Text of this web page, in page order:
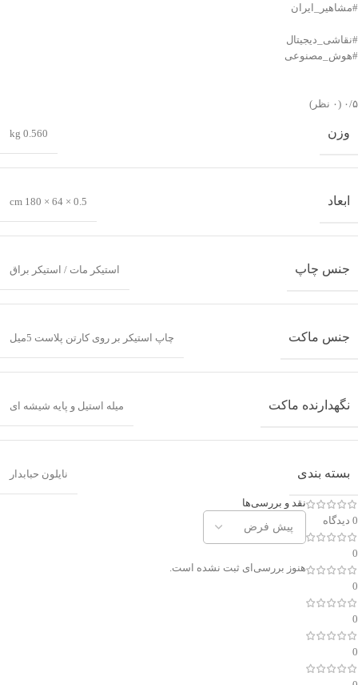
#مشاهیر_ایران
#نقاشی_دیجیتال
#هوش_مصنوعی
‫۰/۵ ‫(۰ نظر)
وزن 0.560 kg
ابعاد 0.5 × 64 × 180 cm
جنس چاپ استیکر مات / استیکر براق
جنس ماکت چاپ استیکر بر روی کارتن پلاست 5میل
نگهدارنده ماکت میله استیل و پایه شیشه ای
بسته بندی نایلون حبابدار
0 دیدگاه
0
0
0
0
نقد و بررسی‌ها
هنوز بررسی‌ای ثبت نشده است.